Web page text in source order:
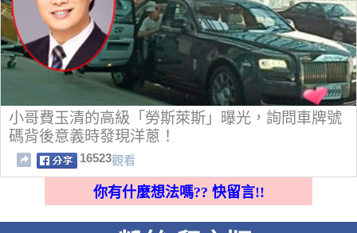
小哥費玉清的高級「勞斯萊斯」曝光，詢問車牌號
碼背後意義時發現洋蔥！
16523觀看
你有什麼想法嗎?? 快留言!!